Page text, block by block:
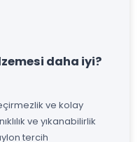
daha iyi?
ve kolay
ve yıkanabilirlik
tercih